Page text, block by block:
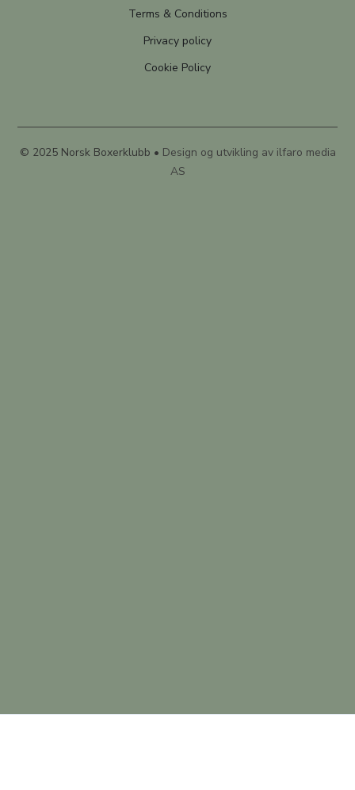
Terms & Conditions
Privacy policy
Cookie Policy
© 2025 Norsk Boxerklubb • Design og utvikling av ilfaro media
AS